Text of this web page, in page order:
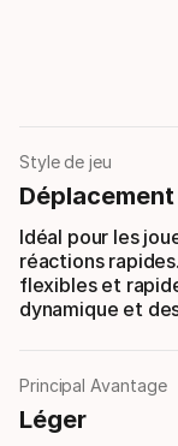
Style de jeu
Idéal pour les
réactions
flexibles et
dynamique et
Principal Avantage
Léger